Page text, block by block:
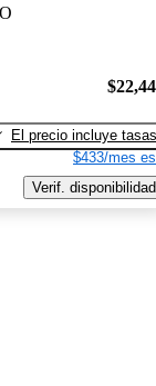
El precio incluye tasas
$433/mes
Verif. disponibilidad